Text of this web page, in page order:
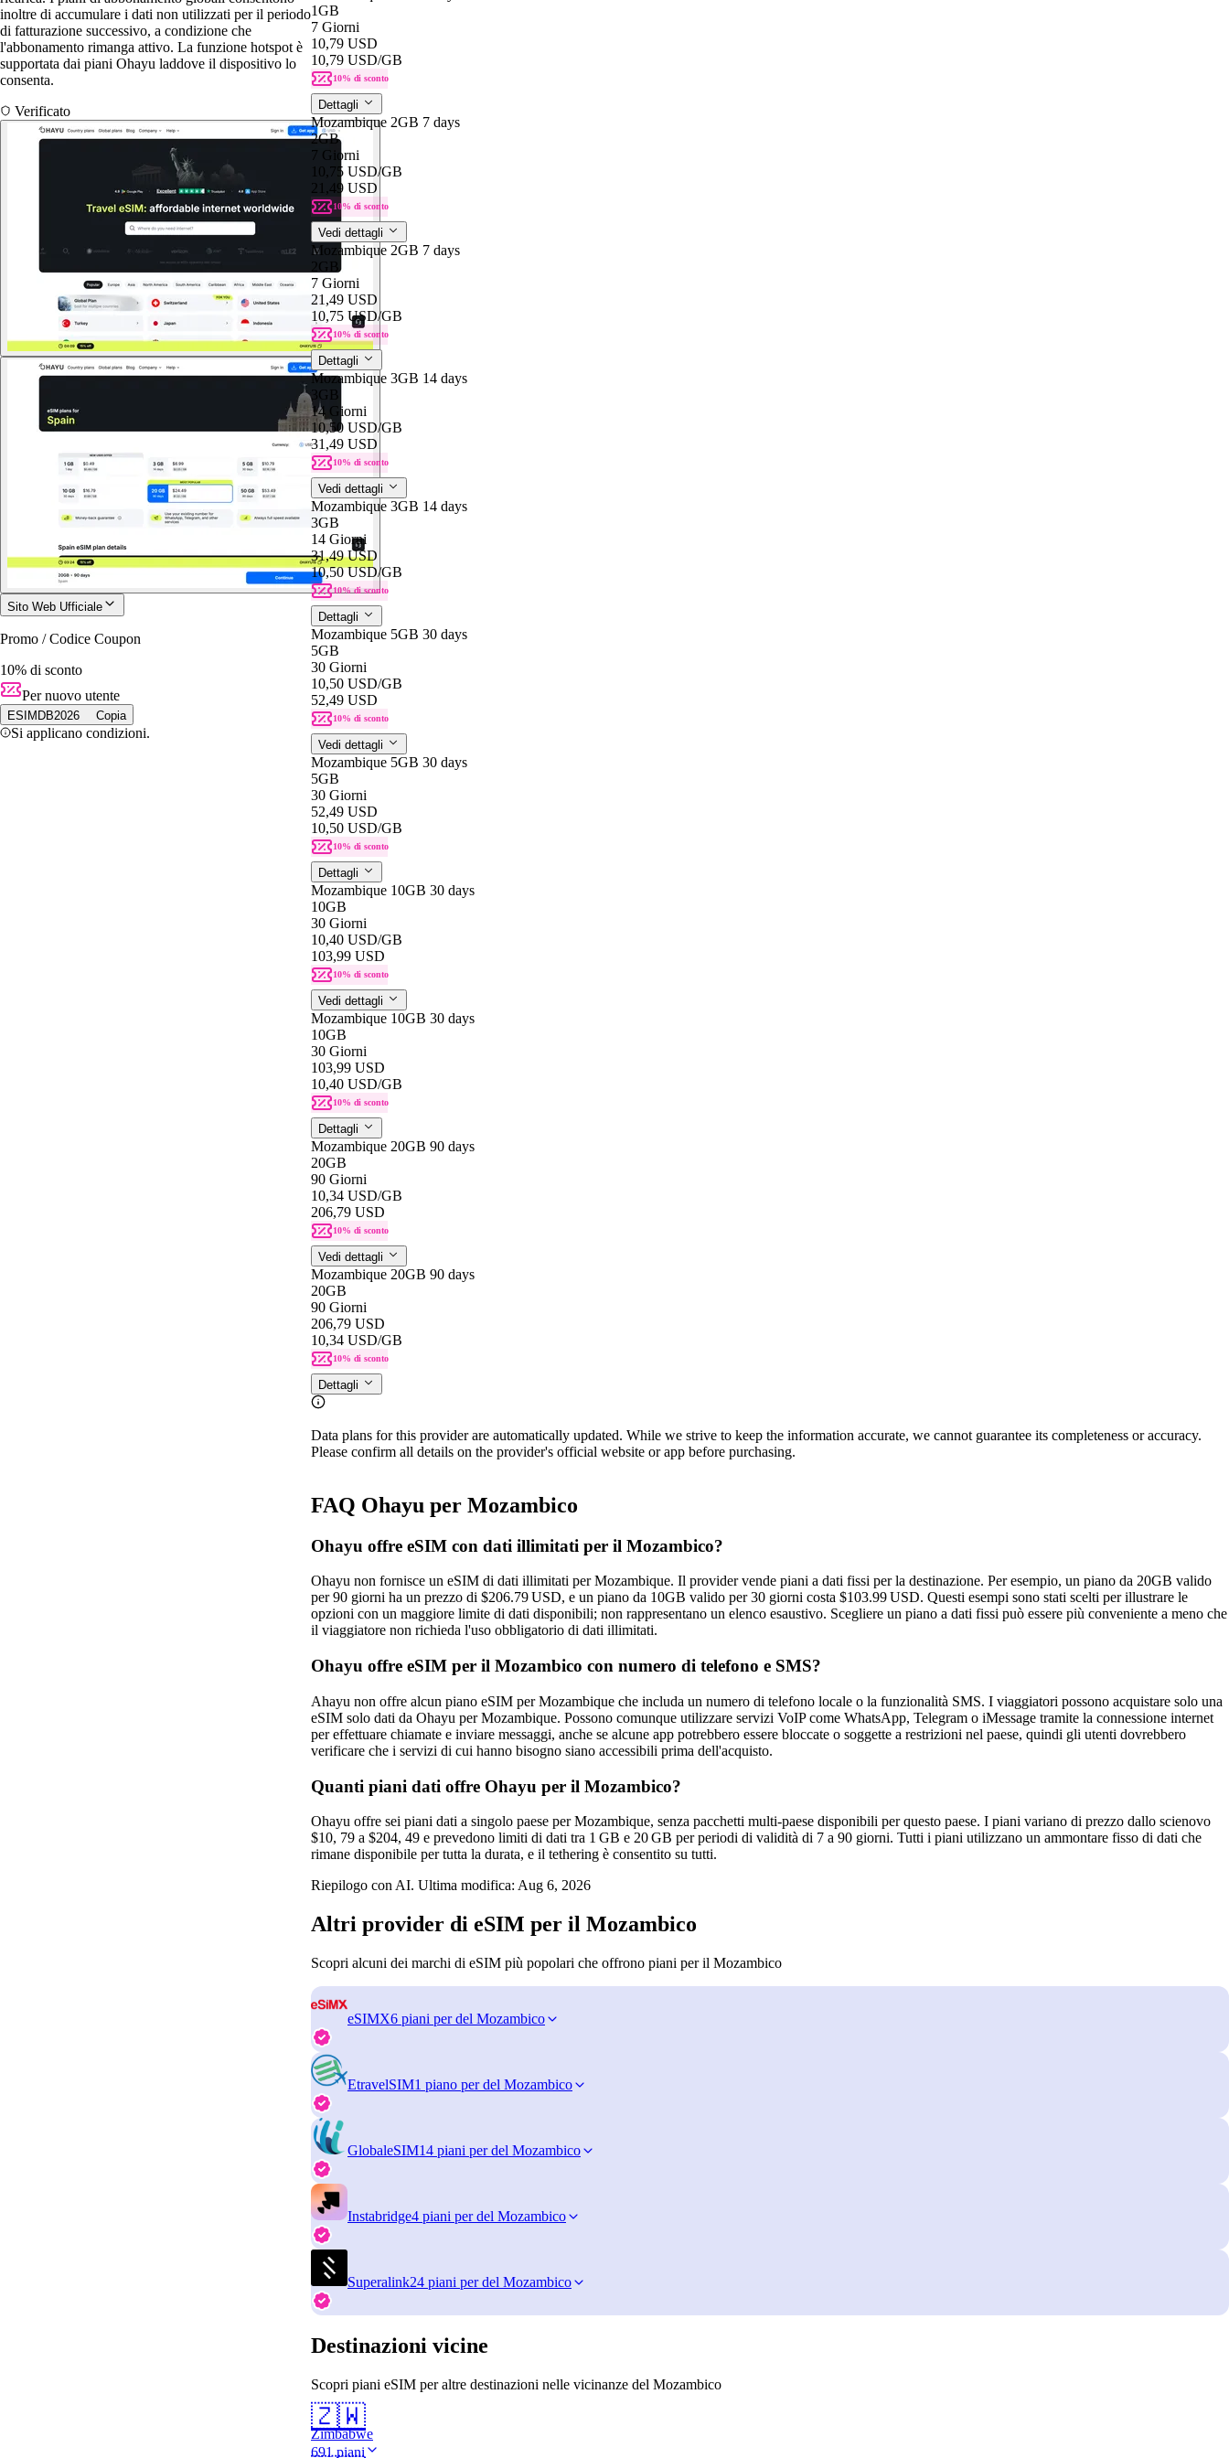
inoltre di accumulare i dati non utilizzati per il periodo
di fatturazione successivo, a condizione che
l'abbonamento rimanga attivo. La funzione hotspot è
supportata dai piani Ohayu laddove il dispositivo lo
consenta.
Verificato
Sito Web Ufficiale
Promo / Codice Coupon
10% di sconto
Per nuovo utente
ESIMDB2026 Copia
Si applicano condizioni.
1GB
7 Giorni
10,79 USD
10,79 USD/GB
10% di sconto
Dettagli
Mozambique 2GB 7 days
2GB
7 Giorni
10,75 USD/GB
21,49 USD
10% di sconto
Vedi dettagli
Mozambique 2GB 7 days
2GB
7 Giorni
21,49 USD
10,75 USD/GB
10% di sconto
Dettagli
Mozambique 3GB 14 days
3GB
14 Giorni
10,50 USD/GB
31,49 USD
10% di sconto
Vedi dettagli
Mozambique 3GB 14 days
3GB
14 Giorni
31,49 USD
10,50 USD/GB
10% di sconto
Dettagli
Mozambique 5GB 30 days
5GB
30 Giorni
10,50 USD/GB
52,49 USD
10% di sconto
Vedi dettagli
Mozambique 5GB 30 days
5GB
30 Giorni
52,49 USD
10,50 USD/GB
10% di sconto
Dettagli
Mozambique 10GB 30 days
10GB
30 Giorni
10,40 USD/GB
103,99 USD
10% di sconto
Vedi dettagli
Mozambique 10GB 30 days
10GB
30 Giorni
103,99 USD
10,40 USD/GB
10% di sconto
Dettagli
Mozambique 20GB 90 days
20GB
90 Giorni
10,34 USD/GB
206,79 USD
10% di sconto
Vedi dettagli
Mozambique 20GB 90 days
20GB
90 Giorni
206,79 USD
10,34 USD/GB
10% di sconto
Dettagli
Data plans for this provider are automatically updated. While we strive to keep the information accurate, we cannot guarantee its completeness or accuracy.
Please confirm all details on the provider's official website or app before purchasing.
FAQ Ohayu per Mozambico
Ohayu offre eSIM con dati illimitati per il Mozambico?
Ohayu non fornisce un eSIM di dati illimitati per Mozambique. Il provider vende piani a dati fissi per la destinazione. Per esempio, un piano da 20GB valido
per 90 giorni ha un prezzo di $206.79 USD, e un piano da 10GB valido per 30 giorni costa $103.99 USD. Questi esempi sono stati scelti per illustrare le
opzioni con un maggiore limite di dati disponibili; non rappresentano un elenco esaustivo. Scegliere un piano a dati fissi può essere più conveniente a meno che
il viaggiatore non richieda l'uso obbligatorio di dati illimitati.
Ohayu offre eSIM per il Mozambico con numero di telefono e SMS?
Ahayu non offre alcun piano eSIM per Mozambique che includa un numero di telefono locale o la funzionalità SMS. I viaggiatori possono acquistare solo una
eSIM solo dati da Ohayu per Mozambique. Possono comunque utilizzare servizi VoIP come WhatsApp, Telegram o iMessage tramite la connessione internet
per effettuare chiamate e inviare messaggi, anche se alcune app potrebbero essere bloccate o soggette a restrizioni nel paese, quindi gli utenti dovrebbero
verificare che i servizi di cui hanno bisogno siano accessibili prima dell'acquisto.
Quanti piani dati offre Ohayu per il Mozambico?
Ohayu offre sei piani dati a singolo paese per Mozambique, senza pacchetti multi‑paese disponibili per questo paese. I piani variano di prezzo dallo scienovo
$10, 79 a $204, 49 e prevedono limiti di dati tra 1 GB e 20 GB per periodi di validità di 7 a 90 giorni. Tutti i piani utilizzano un ammontare fisso di dati che
rimane disponibile per tutta la durata, e il tethering è consentito su tutti.
Riepilogo con AI. Ultima modifica: Aug 6, 2026
Altri provider di eSIM per il Mozambico
Scopri alcuni dei marchi di eSIM più popolari che offrono piani per il Mozambico
eSIMX6 piani per del Mozambico
EtravelSIM1 piano per del Mozambico
GlobaleSIM14 piani per del Mozambico
Instabridge4 piani per del Mozambico
Superalink24 piani per del Mozambico
Destinazioni vicine
Scopri piani eSIM per altre destinazioni nelle vicinanze del Mozambico
🇿🇼
Zimbabwe
691 piani